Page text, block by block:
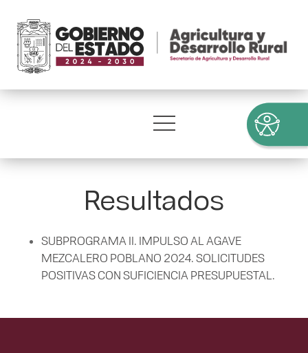
Resultados
SUBPROGRAMA II. IMPULSO AL AGAVE
MEZCALERO POBLANO 2024. SOLICITUDES
POSITIVAS CON SUFICIENCIA PRESUPUESTAL.